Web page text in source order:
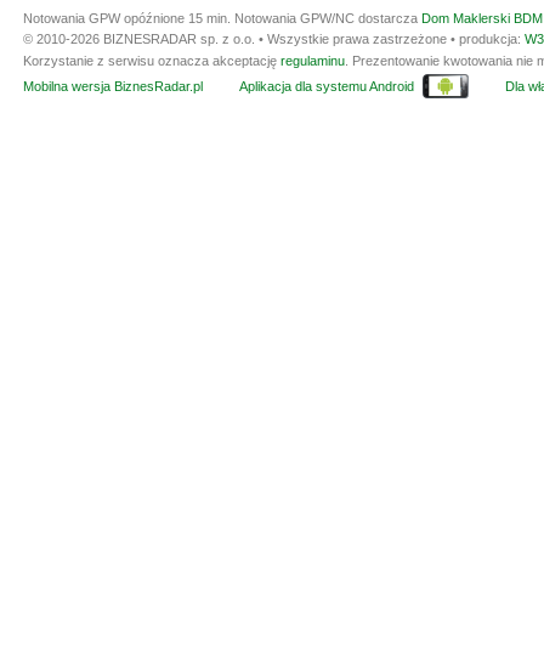
Notowania GPW opóźnione 15 min. Notowania GPW/NC dostarcza Dom Maklerski
© 2010-2026 BIZNESRADAR sp. z o.o. • Wszystkie prawa zastrzeżone • produkcja:
Korzystanie z serwisu oznacza akceptację regulaminu . Prezentowanie kwotowania
Mobilna wersja BiznesRadar.pl
Aplikacja dla systemu Android Dla